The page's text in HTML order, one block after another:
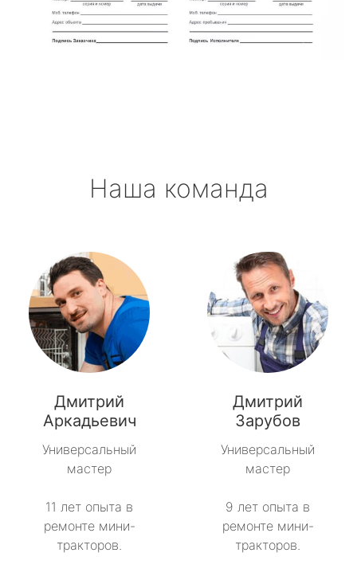
Наша команда
Дмитрий
Аркадьевич
Универсальный
мастер
11 лет опыта в
ремонте мини-
тракторов.
Дмитрий
Зарубов
Универсальный
мастер
9 лет опыта в
ремонте мини-
тракторов.